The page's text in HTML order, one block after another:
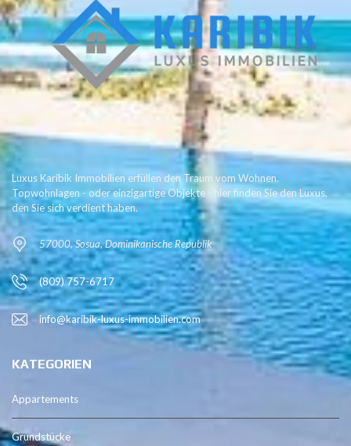
Luxus Karibik Immobilien erfüllen den Traum vom Wohnen.
Topwohnlagen - oder einzigartige Objekte - hier finden Sie den Luxus,
den Sie sich verdient haben.
57000, Sosua, Dominikanische Republik
(809) 757-6717
info@karibik-luxus-immobilien.com
KATEGORIEN
Appartements
Grundstücke